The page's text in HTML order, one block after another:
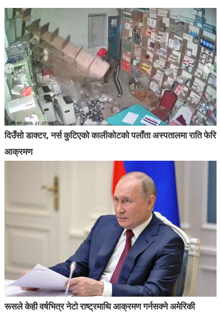
दिउँसो डाक्टर, नर्स कुटिएको कालीकोटको पलाँता अस्पतालमा राति फेरि
आक्रमण
रूसले केही वर्षभित्र नेटो राष्ट्रमाथि आक्रमण गर्नसक्ने अमेरिकी